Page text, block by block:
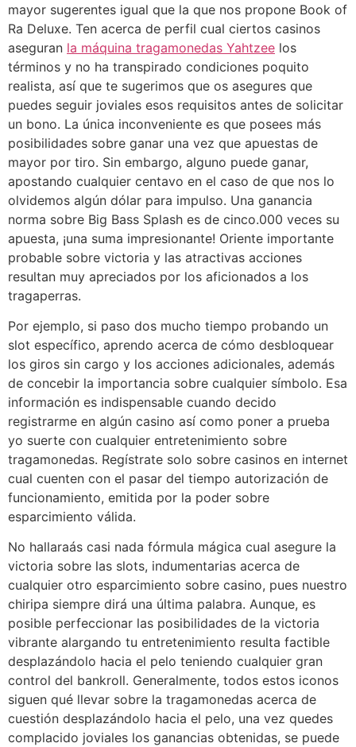
mayor sugerentes igual que la que nos propone Book of
Ra Deluxe. Ten acerca de perfil cual ciertos casinos
aseguran la máquina tragamonedas Yahtzee los
términos y no ha transpirado condiciones poquito
realista, así que te sugerimos que os asegures que
puedes seguir joviales esos requisitos antes de solicitar
un bono. La única inconveniente es que posees más
posibilidades sobre ganar una vez que apuestas de
mayor por tiro. Sin embargo, alguno puede ganar,
apostando cualquier centavo en el caso de que nos lo
olvidemos algún dólar para impulso. Una ganancia
norma sobre Big Bass Splash es de cinco.000 veces su
apuesta, ¡una suma impresionante! Oriente importante
probable sobre victoria y las atractivas acciones
resultan muy apreciados por los aficionados a los
tragaperras.
Por ejemplo, si paso dos mucho tiempo probando un
slot específico, aprendo acerca de cómo desbloquear
los giros sin cargo y los acciones adicionales, además
de concebir la importancia sobre cualquier símbolo. Esa
información es indispensable cuando decido
registrarme en algún casino así­ como poner a prueba
yo suerte con cualquier entretenimiento sobre
tragamonedas. Regístrate solo sobre casinos en internet
cual cuenten con el pasar del tiempo autorización de
funcionamiento, emitida por la poder sobre
esparcimiento válida.
No hallaraás casi nada fórmula mágica cual asegure la
victoria sobre las slots, indumentarias acerca de
cualquier otro esparcimiento sobre casino, pues nuestro
chiripa siempre dirá una última palabra. Aunque, es
posible perfeccionar las posibilidades de la victoria
vibrante alargando tu entretenimiento resulta factible
desplazándolo hacia el pelo teniendo cualquier gran
control del bankroll. Generalmente, todos estos iconos
siguen qué llevar sobre la tragamonedas acerca de
cuestión desplazándolo hacia el pelo, una vez quedes
complacido joviales los ganancias obtenidas, se puede